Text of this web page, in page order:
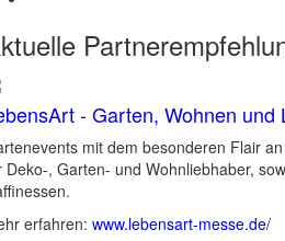
- Garten, Wohnen und
mit dem besonderen Flair
Deko-, Garten- und Wohnliebhaber,
erfahren: www.lebensart-messe.de/